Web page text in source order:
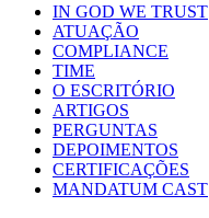
IN GOD WE TRUST
ATUAÇÃO
COMPLIANCE
TIME
O ESCRITÓRIO
ARTIGOS
PERGUNTAS
DEPOIMENTOS
CERTIFICAÇÕES
MANDATUM CAST